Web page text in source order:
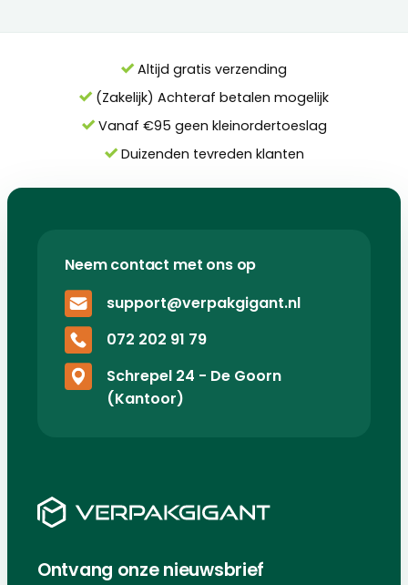
Altijd gratis verzending
(Zakelijk) Achteraf betalen mogelijk
Vanaf €95 geen kleinordertoeslag
Duizenden tevreden klanten
Neem contact met ons op
support@verpakgigant.nl
072 202 91 79
Schrepel 24 - De Goorn
(Kantoor)
Ontvang onze nieuwsbrief